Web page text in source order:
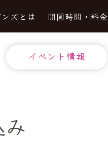
ズとは 開園時間・料金
イベント情報